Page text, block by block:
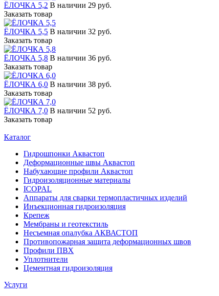
ЁЛОЧКА 5,2 В наличии 29 руб.
Заказать товар
ЁЛОЧКА 5,5 В наличии 32 руб.
Заказать товар
ЁЛОЧКА 5,8 В наличии 36 руб.
Заказать товар
ЁЛОЧКА 6,0 В наличии 38 руб.
Заказать товар
ЁЛОЧКА 7,0 В наличии 52 руб.
Заказать товар
Каталог
Гидрошпонки Аквастоп
Деформационные швы Аквастоп
Набухающие профили Аквастоп
Гидроизоляционные материалы
ICOPAL
Аппараты для сварки термопластичных изделий
Инъекционная гидроизоляция
Крепеж
Мембраны и геотекстиль
Несъемная опалубка АКВАСТОП
Противопожарная защита деформационных швов
Профили ПВХ
Уплотнители
Цементная гидроизоляция
Услуги